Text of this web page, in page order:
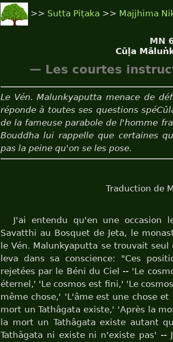
>> Sutta Piṭaka >> Majjhima
MN
Cūḷa
— Les courtes
Le Vén. Malunkyaputta menace de
réponde à toutes ses questions
de la fameuse parabole de l'homme
Bouddha lui rappelle que certaines
pas la peine qu'on se les pose.
Traduction de
J'ai entendu qu'en une occasion
Savatthi au Bosquet de Jeta, le
le Vén. Malunkyaputta se trouvait
leva dans sa conscience: "Ces
rejetées par le Béni du Ciel -- 'Le
éternel,' 'Le cosmos est fini,' 'Le
même chose,' 'L'âme est une chose
mort un Tathâgata existe,' 'Après la
la mort un Tathâgata existe autant
Tathâgata ni existe ni n'existe pas' --